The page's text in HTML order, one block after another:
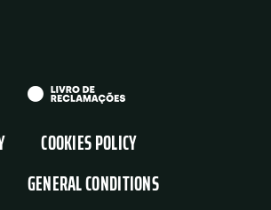
COOKIES POLICY
GENERAL CONDITIONS